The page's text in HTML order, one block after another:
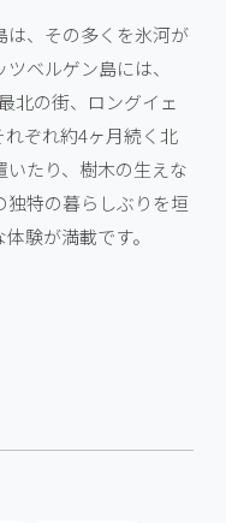
、その多くを氷河が
ベルゲン島には、
北の街、ロングイェ
ぞれ約4ヶ月続く北
たり、樹木の生えな
独特の暮らしぶりを垣
験が満載です。